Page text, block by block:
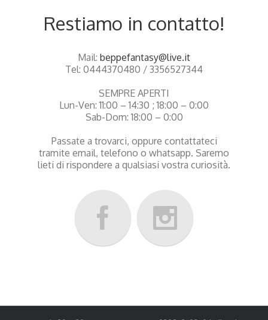
Restiamo in contatto!
Mail: beppefantasy@live.it
Tel: 0444370480 / 3356527344
SEMPRE APERTI
Lun-Ven: 11:00 – 14:30 ; 18:00 – 0:00
Sab-Dom: 18:00 – 0:00
Passate a trovarci, oppure contattateci
tramite email, telefono o whatsapp. Saremo
lieti di rispondere a qualsiasi vostra curiosità.